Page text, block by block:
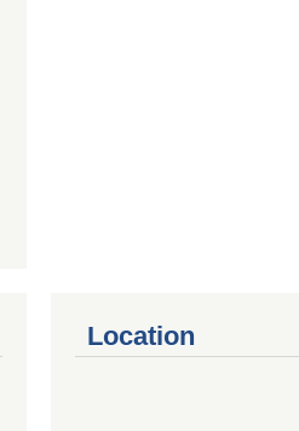
Location